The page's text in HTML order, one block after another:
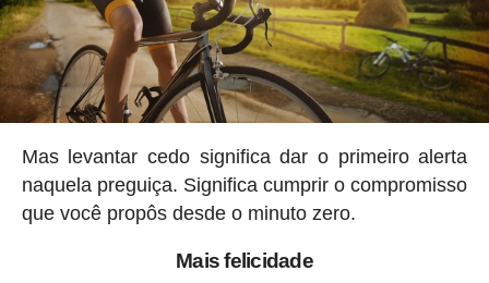
Mas levantar cedo significa dar o primeiro alerta
naquela preguiça. Significa cumprir o compromisso
que você propôs desde o minuto zero.
Mais felicidade